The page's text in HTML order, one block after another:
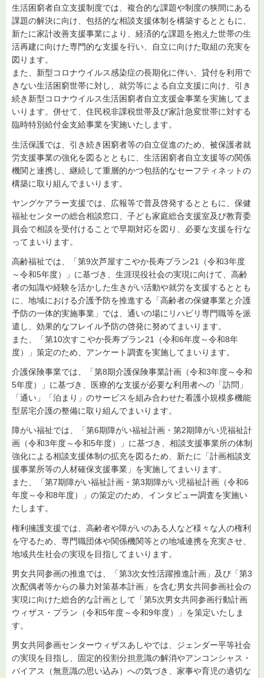
生活困窮者自立支援制度では、複合的な課題や制度の狭間にある
課題の解決に向け、包括的な相談支援体制を構築するとともに、
新たに家計改善支援事業により、経済的な課題を抱えた世帯の生
活再建に向けた専門的な支援を行い、自立に向けた取組の充実を
図ります。
また、新型コロナウイルス感染症の長期化に伴い、貸付を利用で
きない生活困窮世帯に対し、就労等による自立支援に向け、引き
続き新型コロナウイルス生活困窮者自立支援金事業を実施してま
いります。併せて、住民税非課税世帯及び家計急変世帯に対する
臨時特別給付金支給事業を実施いたします。
生活保護では、引き続き困窮者等の自立促進のため、被保護者就
労支援事業の強化を図るとともに、生活困窮者自立支援等の関係
機関と連携し、継続して重層的かつ包括的なセーフティネットの
構築に取り組んでまいります。
ヤングケアラー支援では、広報等で普及啓発するとともに、保健
福祉センターの総合相談窓口、子ども家庭総合支援室及び教育委
員会で相談を受付けることで早期対応を図り、必要な支援を行な
ってまいります。
高齢福祉では、「第9次芦屋すこやか長寿プラン21（令和3年度
～令和5年度）」に基づき、生涯現役社会の実現に向けて、高齢
者の知識や経験を活かした生きがい活動や就労を支援するととも
に、地域における介護予防を推進する「高齢者の保健事業と介護
予防の一体的実施事業」では、通いの場にリハビリ専門職等を派
遣し、効果的なフレイル予防の啓発に努めてまいります。
また、「第10次すこやか長寿プラン21（令和6年度～令和8年
度）」策定のため、アンケート調査を実施してまいります。
介護保険事業では、「第8期介護保険事業計画（令和3年度～令和
5年度）」に基づき、医療的な支援が必要な利用者への「訪問」
「通い」「泊まり」のサービスを組み合わせた看護小規模多機能
型居宅介護の整備に取り組んでまいります。
障がい福祉では、「第6期障がい福祉計画・第2期障がい児福祉計
画（令和3年度～令和5年度）」に基づき、相談支援事業所の体制
強化による相談支援体制の拡充を図るため、新たに「計画相談支
援事業所等の人材確保支援事業」を実施してまいります。
また、「第7期障がい福祉計画・第3期障がい児福祉計画（令和6
年度～令和8年度）」の策定のため、インタビュー調査を実施い
たします。
権利擁護支援では、高齢者や障がいのある人など様々な人の権利
を守るため、専門職団体や関係機関等との地域連携を充実させ、
地域共生社会の実現を目指してまいります。
男女共同参画の推進では、「第3次女性活躍推進計画」及び「第3
次配偶者等からの暴力対策基本計画」を含む男女共同参画社会の
実現に向けた総合的な計画として「第5次男女共同参画行動計画
ウィザス・プラン（令和5年度～令和9年度）」を策定いたしま
す。
男女共同参画センターウィザスあしやでは、ジェンダー平等社会
の実現を目指し、固定的役割分担意識の解消やアンコンシャス・
バイアス（無意識の思い込み）への気づき、家事や育児の適切な